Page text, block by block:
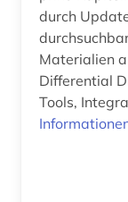
Hessen (3)
Irland (3)
Island (12)
durch
durchsuchbar. Zusätzlich werden
Materialien
Differential
Tools,